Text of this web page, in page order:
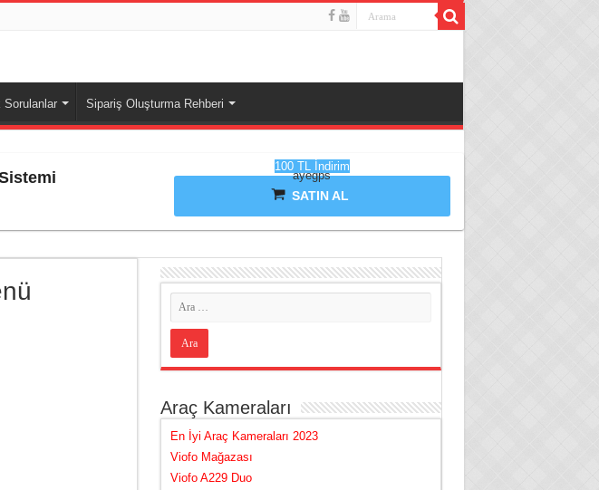
Sorulanlar Sipariş Oluşturma Rehberi
100 TL İndirim
ayegps
SATIN AL
Araç Kameraları
En İyi Araç Kameraları 2023
Viofo Mağazası
Viofo A229 Duo